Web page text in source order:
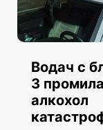
Водач с
3 промила
алкохол